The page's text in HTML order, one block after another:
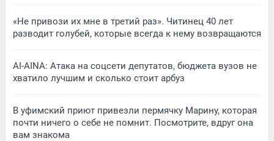
«Не привози их мне в третий раз». Читинец 40 лет
разводит голубей, которые всегда к нему возвращаются
AI-AINA: Атака на соцсети депутатов, бюджета вузов не
хватило лучшим и сколько стоит арбуз
В уфимский приют привезли пермячку Марину, которая
почти ничего о себе не помнит. Посмотрите, вдруг она
вам знакома